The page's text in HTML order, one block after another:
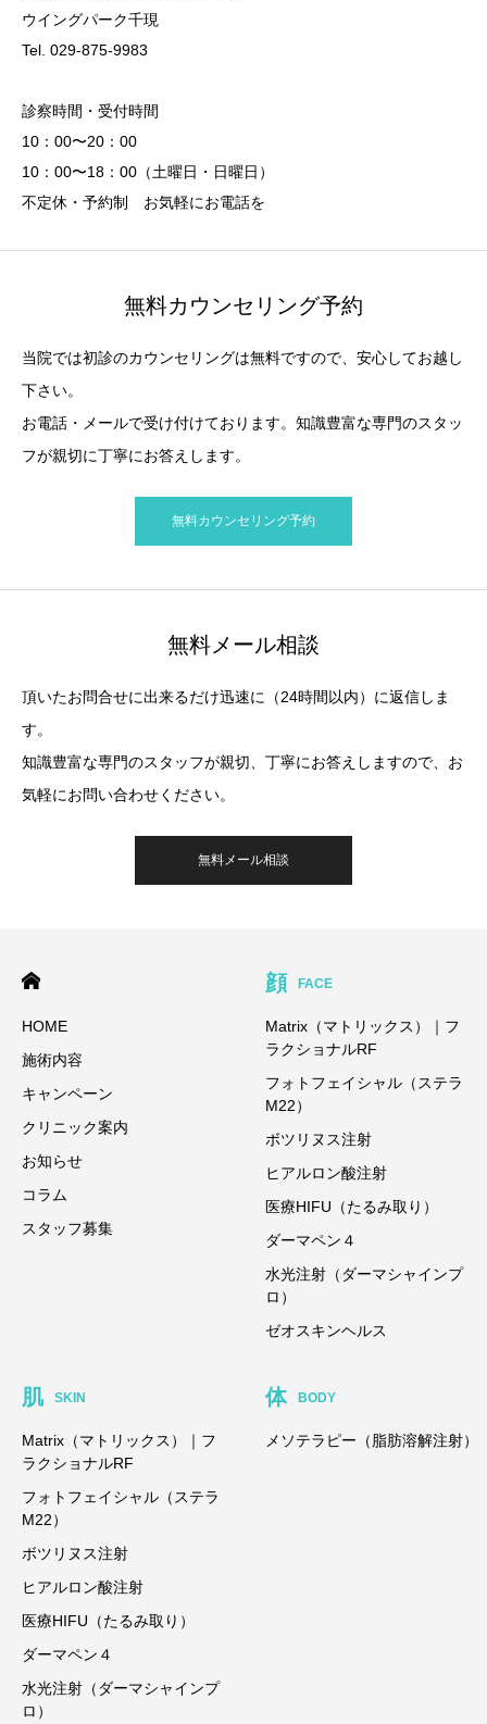
ウイングパーク千現
Tel. 029-875-9983
診察時間・受付時間
10：00〜20：00
10：00〜18：00（土曜日・日曜日）
不定休・予約制 お気軽にお電話を
無料カウンセリング予約
当院では初診のカウンセリングは無料ですので、安心してお越し
下さい。
お電話・メールで受け付けております。知識豊富な専門のスタッ
フが親切に丁寧にお答えします。
無料カウンセリング予約
無料メール相談
頂いたお問合せに出来るだけ迅速に（24時間以内）に返信しま
す。
知識豊富な専門のスタッフが親切、丁寧にお答えしますので、お
気軽にお問い合わせください。
無料メール相談
HOME
施術内容
キャンペーン
クリニック案内
お知らせ
コラム
スタッフ募集
顔 FACE
Matrix（マトリックス）｜フ
ラクショナルRF
フォトフェイシャル（ステラ
M22）
ボツリヌス注射
ヒアルロン酸注射
医療HIFU（たるみ取り）
ダーマペン４
水光注射（ダーマシャインプ
ロ）
ゼオスキンヘルス
肌 SKIN
Matrix（マトリックス）｜フ
ラクショナルRF
フォトフェイシャル（ステラ
M22）
ボツリヌス注射
ヒアルロン酸注射
医療HIFU（たるみ取り）
ダーマペン４
水光注射（ダーマシャインプ
ロ）
体 BODY
メソテラピー（脂肪溶解注射）